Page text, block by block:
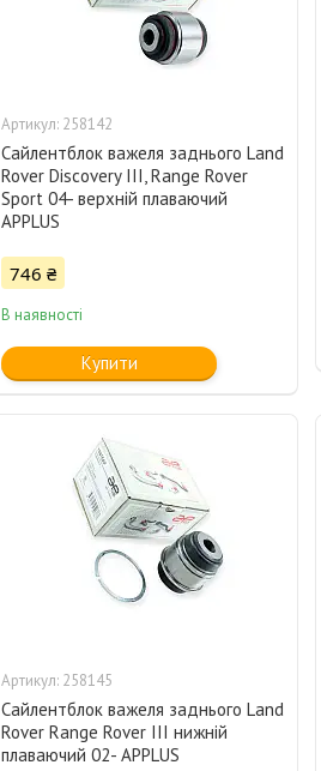
258142
Сайлентблок важеля заднього Land
Rover Discovery III, Range Rover
Sport 04- верхній плаваючий
APPLUS
746 ₴
В наявності
Купити
258145
Сайлентблок важеля заднього Land
Rover Range Rover III нижній
плаваючий 02- APPLUS